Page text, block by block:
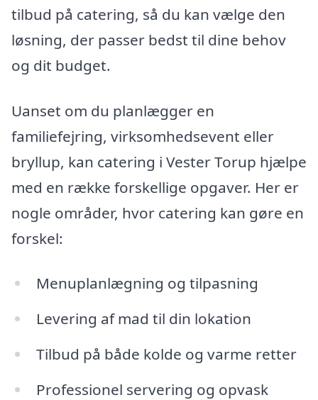
tilbud på catering, så du kan vælge den
løsning, der passer bedst til dine behov
og dit budget.
Uanset om du planlægger en
familiefejring, virksomhedsevent eller
bryllup, kan catering i Vester Torup hjælpe
med en række forskellige opgaver. Her er
nogle områder, hvor catering kan gøre en
forskel:
Menuplanlægning og tilpasning
Levering af mad til din lokation
Tilbud på både kolde og varme retter
Professionel servering og opvask